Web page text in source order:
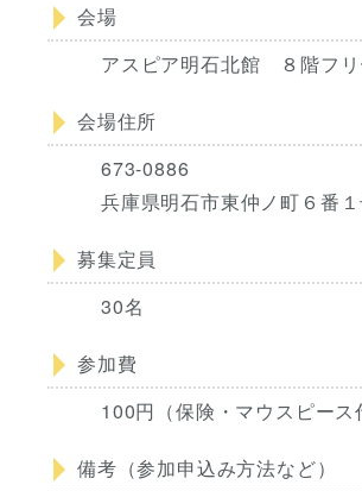
会場
アスピア明石北館 ８階フリ
会場住所
673-0886
兵庫県明石市東仲ノ町６番
募集定員
30名
参加費
100円（保険・マウスピース
備考（参加申込み方法など）